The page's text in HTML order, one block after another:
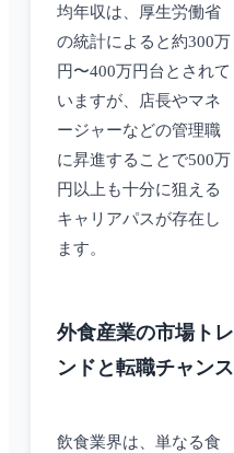
均年収は、厚生労働省
の統計によると約300万
円〜400万円台とされて
いますが、店長やマネ
ージャーなどの管理職
に昇進することで500万
円以上も十分に狙える
キャリアパスが存在し
ます。
外食産業の市場トレ
ンドと転職チャンス
飲食業界は、単なる食